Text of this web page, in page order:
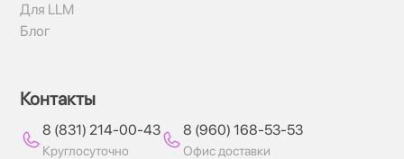
Для LLM
Блог
Контакты
8 (831) 214-00-43
Круглосуточно
8 (960) 168-53-53
Офис доставки